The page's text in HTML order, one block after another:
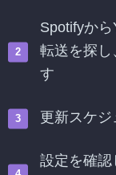
Spotifyか
転送を探し
す
更新スケ
設定を確認